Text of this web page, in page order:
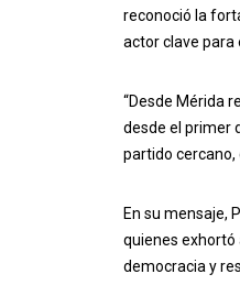
reconoció la
actor clave para
“Desde Mérida
desde el primer
partido cercano,
En su mensaje,
quienes exhortó
democracia y